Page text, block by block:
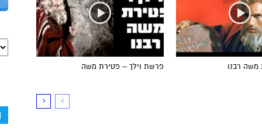
פרשת וילך – פטירת משה משה רבנו